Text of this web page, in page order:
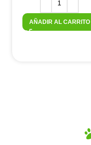
AÑADIR AL CARRITO